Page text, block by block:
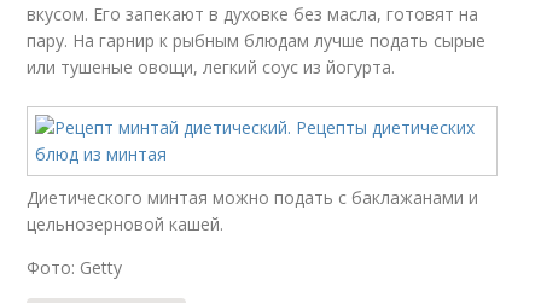
вкусом. Его запекают в духовке без масла, готовят на
пару. На гарнир к рыбным блюдам лучше подать сырые
или тушеные овощи, легкий соус из йогурта.
Диетического минтая можно подать с баклажанами и
цельнозерновой кашей.
Фото: Getty